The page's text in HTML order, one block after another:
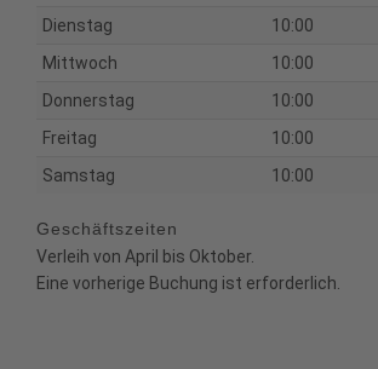
Dienstag
10:00
Mittwoch
10:00
Donnerstag
10:00
Freitag
10:00
Samstag
10:00
Geschäftszeiten
Verleih von April bis Oktober.
Eine vorherige Buchung ist erforderlich.